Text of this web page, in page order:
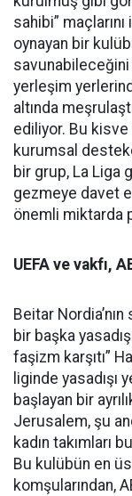
sahibi”
oynayan bir
savunabileceğini
yerleşim
altında
ediliyor. Bu kisve
kurumsal
bir grup, La Liga
gezmeye davet
önemli miktarda
UEFA ve vakfı,
Beitar Nordia’nın
bir başka
faşizm karşıtı”
liginde yasadışı
başlayan bir
Jerusalem, şu
kadın takımları
Bu kulübün en
komşularından,